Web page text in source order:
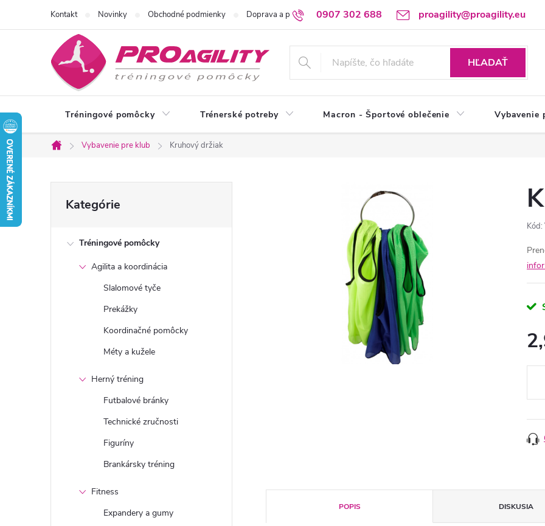
0907 302 688 proagility@proagility.eu
Kontakt Novinky Obchodné podmienky Doprava a platba Ochrana osobných údajov / GDPR Výdajné miesto
HĽADAŤ
Tréningové pomôcky Trénerské potreby Macron - Športové oblečenie Vybavenie
Domov
Vybavenie pre klub Kruhový držiak
kategórie
Kategórie
Tréningové pomôcky
Agilita a koordinácia
Slalomové tyče
Prekážky
Koordinačné pomôcky
Méty a kužele
Herný tréning
Futbalové bránky
Technické zručnosti
Figuríny
Brankársky tréning
Fitness
Expandery a gumy
Kód:
POPIS DISKUSIA